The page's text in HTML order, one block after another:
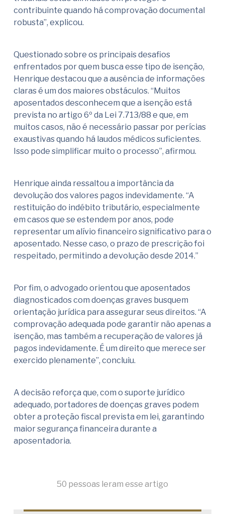
contribuinte quando há comprovação documental
robusta”, explicou.
Questionado sobre os principais desafios
enfrentados por quem busca esse tipo de isenção,
Henrique destacou que a ausência de informações
claras é um dos maiores obstáculos. “Muitos
aposentados desconhecem que a isenção está
prevista no artigo 6º da Lei 7.713/88 e que, em
muitos casos, não é necessário passar por perícias
exaustivas quando há laudos médicos suficientes.
Isso pode simplificar muito o processo”, afirmou.
Henrique ainda ressaltou a importância da
devolução dos valores pagos indevidamente. “A
restituição do indébito tributário, especialmente
em casos que se estendem por anos, pode
representar um alívio financeiro significativo para o
aposentado. Nesse caso, o prazo de prescrição foi
respeitado, permitindo a devolução desde 2014.”
Por fim, o advogado orientou que aposentados
diagnosticados com doenças graves busquem
orientação jurídica para assegurar seus direitos. “A
comprovação adequada pode garantir não apenas a
isenção, mas também a recuperação de valores já
pagos indevidamente. É um direito que merece ser
exercido plenamente”, concluiu.
A decisão reforça que, com o suporte jurídico
adequado, portadores de doenças graves podem
obter a proteção fiscal prevista em lei, garantindo
maior segurança financeira durante a
aposentadoria.
50 pessoas leram esse artigo